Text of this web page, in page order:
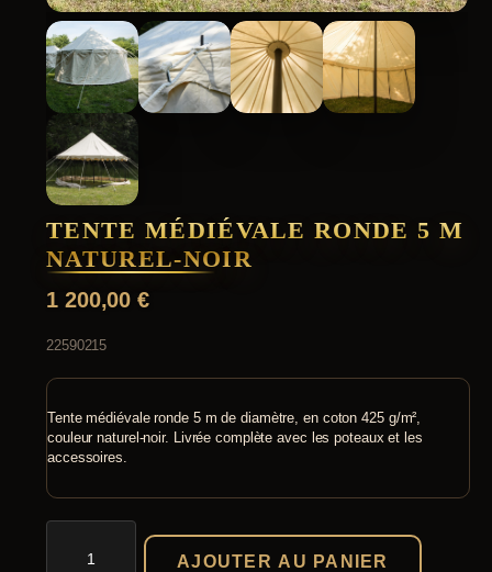
TENTE MÉDIÉVALE RONDE 5 M
NATUREL-NOIR
1 200,00€
22590215
Tente médiévale ronde 5 m de diamètre, en coton 425 g/m²,
couleur naturel-noir. Livrée complète avec les poteaux et les
accessoires.
quantité
AJOUTER AU PANIER